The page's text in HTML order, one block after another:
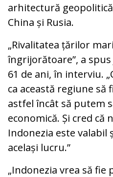
arhitectură
China și Rusia.
„Rivalitatea țărilor
îngrijorătoare”, a
61 de ani, în interviu.
ca această regiune să
astfel încât să putem
economică. Și cred
Indonezia este valabil
același lucru.”
„Indonezia vrea să fie